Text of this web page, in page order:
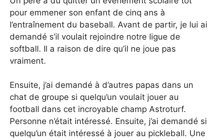
pour emmener son enfant de cinq ans à
l’entraînement du baseball. Avant de partir, je lui ai
demandé s’il voulait rejoindre notre ligue de
softball. Il a raison de dire qu’il ne joue pas
vraiment.
Ensuite, j’ai demandé à d’autres papas dans un
chat de groupe si quelqu’un voulait jouer au
football dans cet incroyable champ Astroturf.
Personne n’était intéressé. Ensuite, j’ai demandé si
quelqu’un était intéressé à jouer au pickleball. Une